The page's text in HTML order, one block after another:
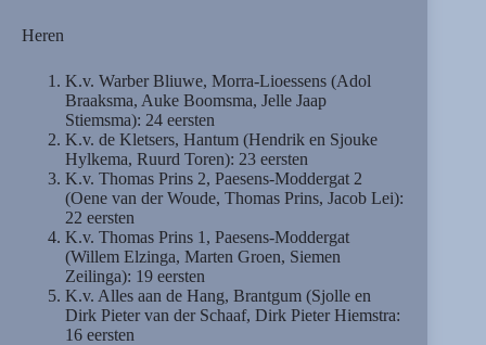
Heren
K.v. Warber Bliuwe, Morra-Lioessens (Adol
Braaksma, Auke Boomsma, Jelle Jaap
Stiemsma): 24 eersten
K.v. de Kletsers, Hantum (Hendrik en Sjouke
Hylkema, Ruurd Toren): 23 eersten
K.v. Thomas Prins 2, Paesens-Moddergat 2
(Oene van der Woude, Thomas Prins, Jacob Lei):
22 eersten
K.v. Thomas Prins 1, Paesens-Moddergat
(Willem Elzinga, Marten Groen, Siemen
Zeilinga): 19 eersten
K.v. Alles aan de Hang, Brantgum (Sjolle en
Dirk Pieter van der Schaaf, Dirk Pieter Hiemstra:
16 eersten